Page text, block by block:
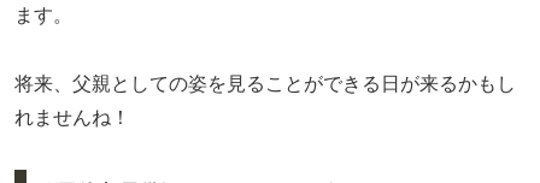
ます。
将来、父親としての姿を見ることができる日が来るかもし
れませんね！